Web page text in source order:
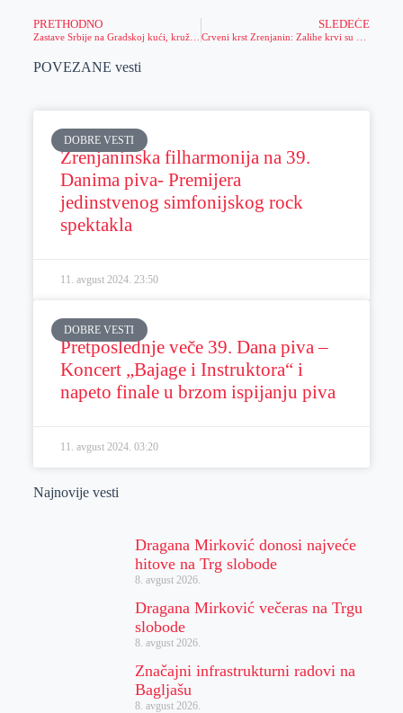
PRETHODNO
Zastave Srbije na Gradskoj kući, kružnim raskrsnicama, večeras na led-ekranima, mostovima i “Vodotornju”
SLEDEĆE
POVEZANE vesti
DOBRE VESTI
Zrenjaninska filharmonija na 39.
Danima piva- Premijera
jedinstvenog simfonijskog rock
spektakla
11. avgust 2024. 23:50
DOBRE VESTI
Pretposlednje veče 39. Dana piva –
Koncert „Bajage i Instruktora“ i
napeto finale u brzom ispijanju piva
11. avgust 2024. 03:20
Najnovije vesti
Dragana Mirković donosi najveće
hitove na Trg slobode
8. avgust 2026.
Dragana Mirković večeras na Trgu
slobode
8. avgust 2026.
Značajni infrastrukturni radovi na
Bagljašu
8. avgust 2026.